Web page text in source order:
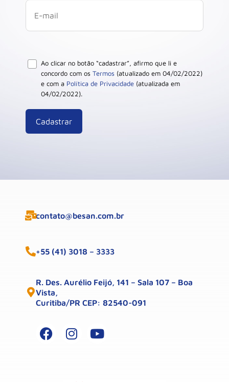
Ao clicar no botão “cadastrar”, afirmo que li e
concordo com os Termos (atualizado em 04/02/2022)
e com a Política de Privacidade (atualizada em
04/02/2022).
contato@besan.com.br
+55 (41) 3018 – 3333
R. Des. Aurélio Feijó, 141 – Sala 107 – Boa
Vista,
Curitiba/PR CEP: 82540-091